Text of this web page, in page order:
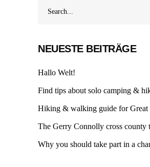
NEUESTE BEITRÄGE
Hallo Welt!
Find tips about solo camping &
Hiking & walking guide for Great
The Gerry Connolly cross county
Why you should take part in a